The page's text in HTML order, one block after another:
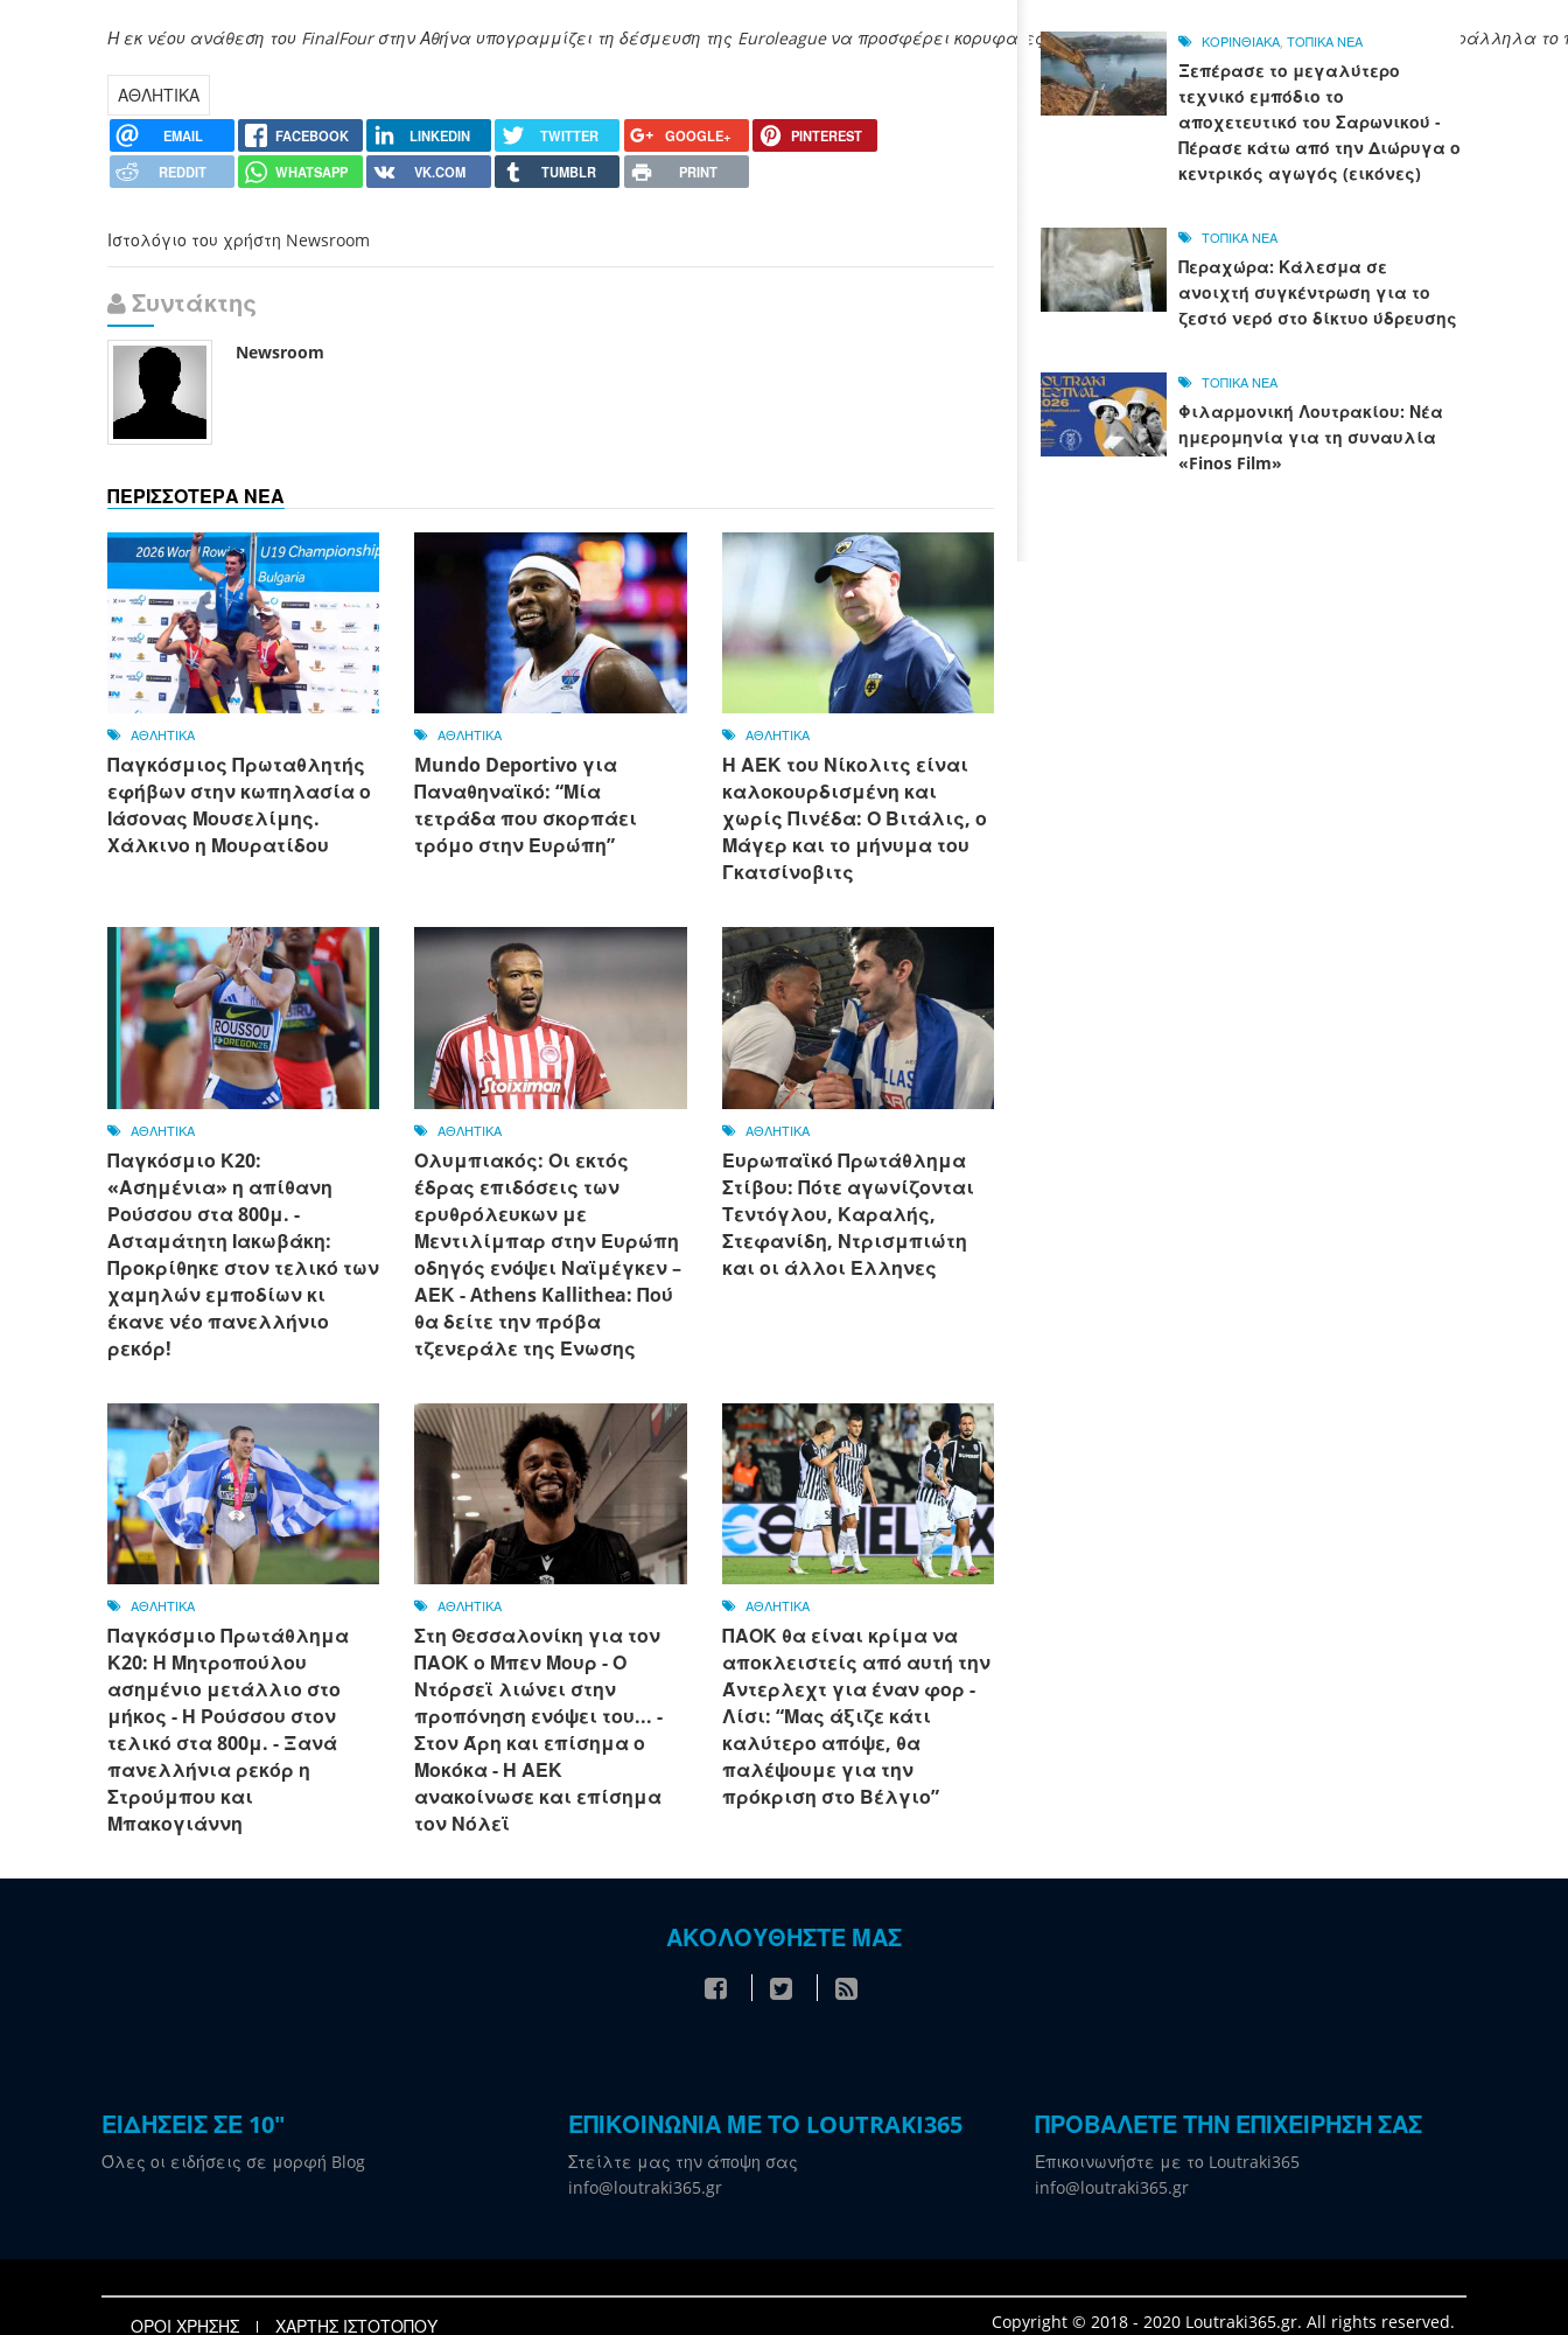
Η εκ νέου ανάθεση του FinalFour στην Αθήνα υπογραμμίζει τη δέσμευση της Euroleague να προσφέρει κορυφαίες live εμπειρίες στους φιλάθλους, ενισχύοντας παράλληλα το
ΑΘΛΗΤΙΚΑ
EMAIL FACEBOOK LINKEDIN TWITTER GOOGLE+
PINTEREST
REDDIT
WHATSAPP VK.COM TUMBLR PRINT
Ιστολόγιο του χρήστη Newsroom
Συντάκτης
Newsroom
ΠΕΡΙΣΣΟΤΕΡΑ ΝΕΑ
ΑΘΛΗΤΙΚΑ
Παγκόσμιος Πρωταθλητής
εφήβων στην κωπηλασία ο
Ιάσονας Μουσελίμης.
Χάλκινο η Μουρατίδου
ΑΘΛΗΤΙΚΑ
Mundo Deportivo για
Παναθηναϊκό: “Μία
τετράδα που σκορπάει
τρόμο στην Ευρώπη”
ΑΘΛΗΤΙΚΑ
Η ΑΕΚ του Νίκολιτς είναι
καλοκουρδισμένη και
χωρίς Πινέδα: Ο Βιτάλις, ο
Μάγερ και το μήνυμα του
Γκατσίνοβιτς
ΑΘΛΗΤΙΚΑ
Παγκόσμιο Κ20:
«Ασημένια» η απίθανη
Ρούσσου στα 800μ. -
Ασταμάτητη Ιακωβάκη:
Προκρίθηκε στον τελικό των
χαμηλών εμποδίων κι
έκανε νέο πανελλήνιο
ρεκόρ!
ΑΘΛΗΤΙΚΑ
Ολυμπιακός: Οι εκτός
έδρας επιδόσεις των
ερυθρόλευκων με
Μεντιλίμπαρ στην Ευρώπη
οδηγός ενόψει Ναϊμέγκεν –
ΑΕΚ - Athens Kallithea: Πού
θα δείτε την πρόβα
τζενεράλε της Ένωσης
ΑΘΛΗΤΙΚΑ
Ευρωπαϊκό Πρωτάθλημα
Στίβου: Πότε αγωνίζονται
Τεντόγλου, Καραλής,
Στεφανίδη, Ντρισμπιώτη
και οι άλλοι Ελληνες
ΑΘΛΗΤΙΚΑ
Παγκόσμιο Πρωτάθλημα
Κ20: Η Μητροπούλου
ασημένιο μετάλλιο στο
μήκος - Η Ρούσσου στον
τελικό στα 800μ. - Ξανά
πανελλήνια ρεκόρ η
Στρούμπου και
Μπακογιάννη
ΑΘΛΗΤΙΚΑ
Στη Θεσσαλονίκη για τον
ΠΑΟΚ ο Μπεν Μουρ - Ο
Ντόρσεϊ λιώνει στην
προπόνηση ενόψει του... -
Στον Άρη και επίσημα ο
Μοκόκα - Η ΑΕΚ
ανακοίνωσε και επίσημα
τον Νόλεϊ
ΑΘΛΗΤΙΚΑ
ΠΑΟΚ θα είναι κρίμα να
αποκλειστείς από αυτή την
Άντερλεχτ για έναν φορ - ​​
Λίσι: “Μας άξιζε κάτι
καλύτερο απόψε, θα
παλέψουμε για την
πρόκριση στο Βέλγιο”
ΚΟΡΙΝΘΙΑΚΑ, ΤΟΠΙΚΑ ΝΕΑ
Ξεπέρασε το μεγαλύτερο
τεχνικό εμπόδιο το
αποχετευτικό του Σαρωνικού -
Πέρασε κάτω από την Διώρυγα ο
κεντρικός αγωγός (εικόνες)
ΤΟΠΙΚΑ ΝΕΑ
Περαχώρα: Κάλεσμα σε
ανοιχτή συγκέντρωση για το
ζεστό νερό στο δίκτυο ύδρευσης
ΤΟΠΙΚΑ ΝΕΑ
Φιλαρμονική Λουτρακίου: Νέα
ημερομηνία για τη συναυλία
«Finos Film»
ΑΚΟΛΟΥΘΗΣΤΕ ΜΑΣ
ΕΙΔΗΣΕΙΣ ΣΕ 10"
Όλες οι ειδήσεις σε μορφή Blog
ΕΠΙΚΟΙΝΩΝΙΑ ΜΕ ΤΟ LOUTRAKI365
Στείλτε μας την άποψη σας
info@loutraki365.gr
ΠΡΟΒΑΛΕΤΕ ΤΗΝ ΕΠΙΧΕΙΡΗΣΗ ΣΑΣ
Επικοινωνήστε με το Loutraki365
info@loutraki365.gr
ΟΡΟΙ ΧΡΗΣΗΣ ΧΑΡΤΗΣ ΙΣΤΟΤΟΠΟΥ Copyright © 2018 - 2020 Loutraki365.gr. All rights reserved.